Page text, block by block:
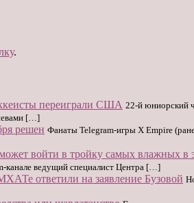
.
переиграли США 22-й юниорский
[…]
решен Фанаты Telegram-игры X Empire
войти в тройку самых влажных в
канале ведущий специалист Центра […]
ответили на заявление Бузовой